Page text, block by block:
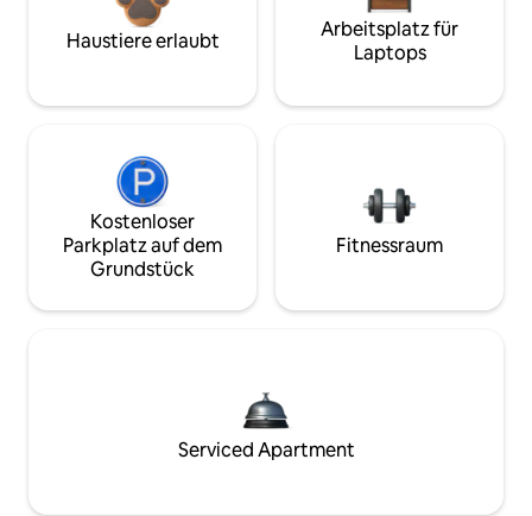
Haustiere erlaubt
Arbeitsplatz für
Laptops
Kostenloser
Parkplatz auf dem
Grundstück
Fitnessraum
Serviced Apartment